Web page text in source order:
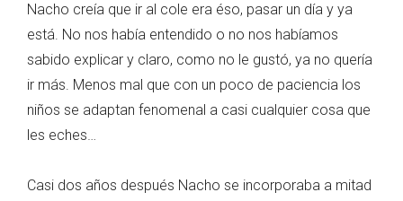
Nacho creía que ir al cole era éso, pasar un día y ya
está. No nos había entendido o no nos habíamos
sabido explicar y claro, como no le gustó, ya no quería
ir más. Menos mal que con un poco de paciencia los
niños se adaptan fenomenal a casi cualquier cosa que
les eches…
Casi dos años después Nacho se incorporaba a mitad